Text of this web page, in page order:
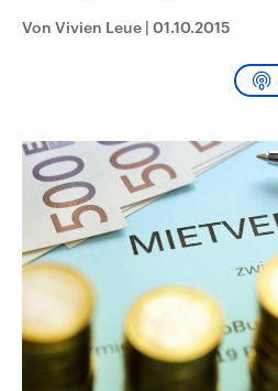
Wahl.
Von Vivien Leue | 01.10.2015